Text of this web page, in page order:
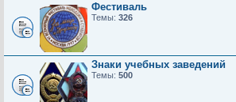
Фестиваль
Темы: 326
Знаки учебных заведений
Темы: 500